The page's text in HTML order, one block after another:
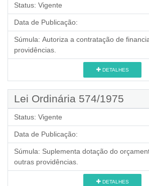
Status: Vigente
Data de Publicação:
Súmula: Autoriza a contratação de
providências.
DETALHES
Lei Ordinária 574/1975
Status: Vigente
Data de Publicação:
Súmula: Suplementa dotação do
outras providências.
DETALHES